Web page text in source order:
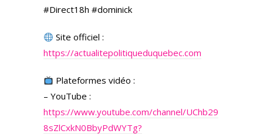
#Direct18h #dominick
Site officiel :
https://actualitepolitiqueduquebec.com
Plateformes vidéo :
– YouTube :
https://www.youtube.com/channel/UChb29
8sZlCxkN0BbyPdWYTg?